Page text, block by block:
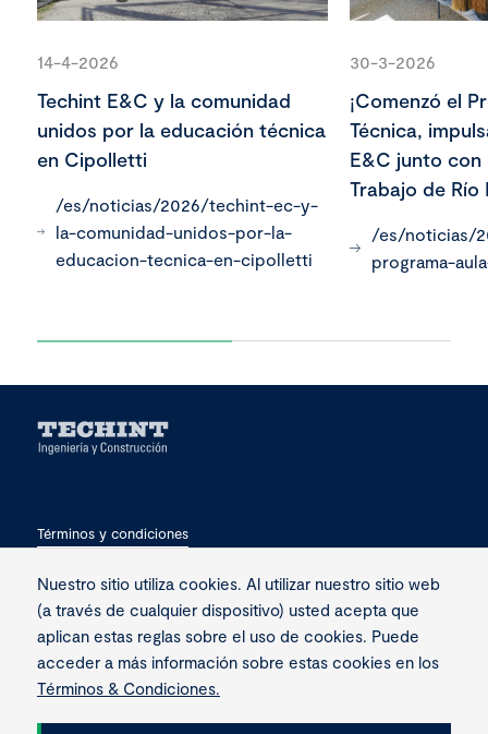
14-4-2026
Techint E&C y la comunidad
unidos por la educación técnica
en Cipolletti
/es/noticias/2026/techint-ec-y-
la-comunidad-unidos-por-la-
educacion-tecnica-en-cipolletti
30-3-2026
¡Comenzó el
Técnica,
E&C junto con
Trabajo de Río
/es/noticias/
programa-
Términos y condiciones
Privacidad
Contacto
Nuestro sitio utiliza cookies. Al utilizar nuestro sitio web
(a través de cualquier dispositivo) usted acepta que
aplican estas reglas sobre el uso de cookies. Puede
acceder a más información sobre estas cookies en los
Términos & Condiciones.